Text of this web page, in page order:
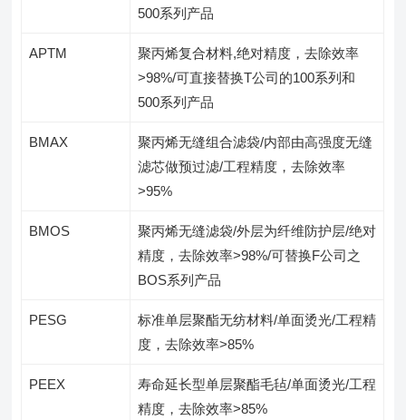
500系列产品
APTM
聚丙烯复合材料,绝对精度，去除效率
>98%/可直接替换T公司的100系列和
500系列产品
BMAX
聚丙烯无缝组合滤袋/内部由高强度无缝
滤芯做预过滤/工程精度，去除效率
>95%
BMOS
聚丙烯无缝滤袋/外层为纤维防护层/绝对
精度，去除效率>98%/可替换F公司之
BOS系列产品
PESG
标准单层聚酯无纺材料/单面烫光/工程精
度，去除效率>85%
PEEX
寿命延长型单层聚酯毛毡/单面烫光/工程
精度，去除效率>85%